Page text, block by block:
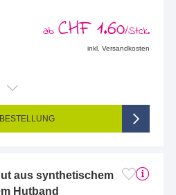
ab CHF 1.60/Stck.
inkl. Versandkosten
aus synthetischem
Hutband